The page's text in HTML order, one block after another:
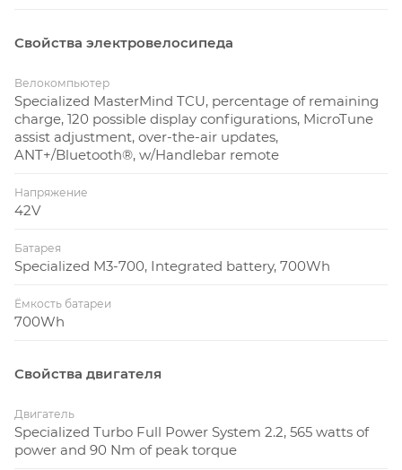
Свойства электровелосипеда
Велокомпьютер
Specialized MasterMind TCU, percentage of remaining
charge, 120 possible display configurations, MicroTune
assist adjustment, over-the-air updates,
ANT+/Bluetooth®, w/Handlebar remote
Напряжение
42V
Батарея
Specialized M3-700, Integrated battery, 700Wh
Ёмкость батареи
700Wh
Свойства двигателя
Двигатель
Specialized Turbo Full Power System 2.2, 565 watts of
power and 90 Nm of peak torque